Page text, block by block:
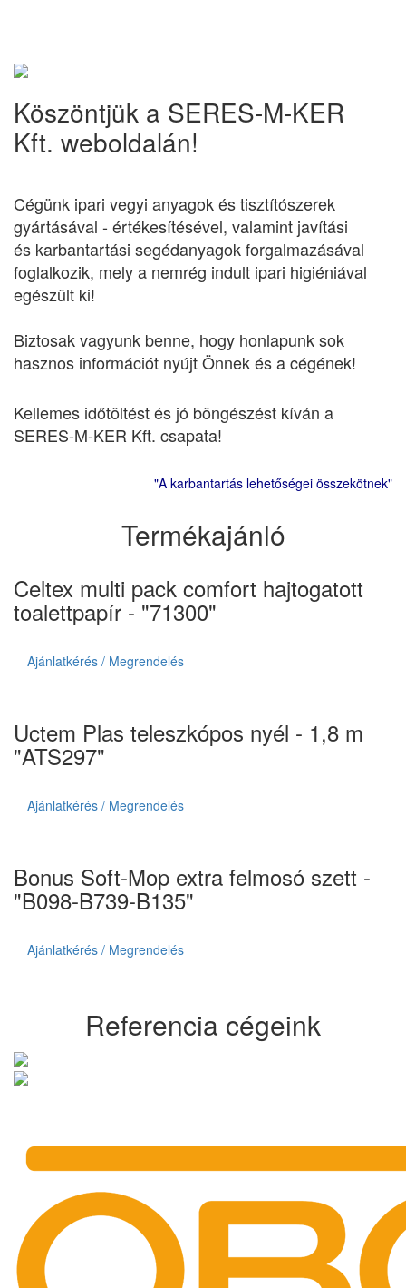
Köszöntjük a SERES-M-KER
Kft. weboldalán!
Cégünk ipari vegyi anyagok és tisztítószerek
gyártásával - értékesítésével, valamint javítási
és karbantartási segédanyagok forgalmazásával
foglalkozik, mely a nemrég indult ipari higiéniával
egészült ki!
Biztosak vagyunk benne, hogy honlapunk sok
hasznos információt nyújt Önnek és a cégének!
Kellemes időtöltést és jó böngészést kíván a
SERES-M-KER Kft. csapata!
"A karbantartás lehetőségei összekötnek"
Termékajánló
Celtex multi pack comfort hajtogatott
toalettpapír - "71300"
Ajánlatkérés / Megrendelés
Uctem Plas teleszkópos nyél - 1,8 m
"ATS297"
Ajánlatkérés / Megrendelés
Bonus Soft-Mop extra felmosó szett -
"B098-B739-B135"
Ajánlatkérés / Megrendelés
Referencia cégeink